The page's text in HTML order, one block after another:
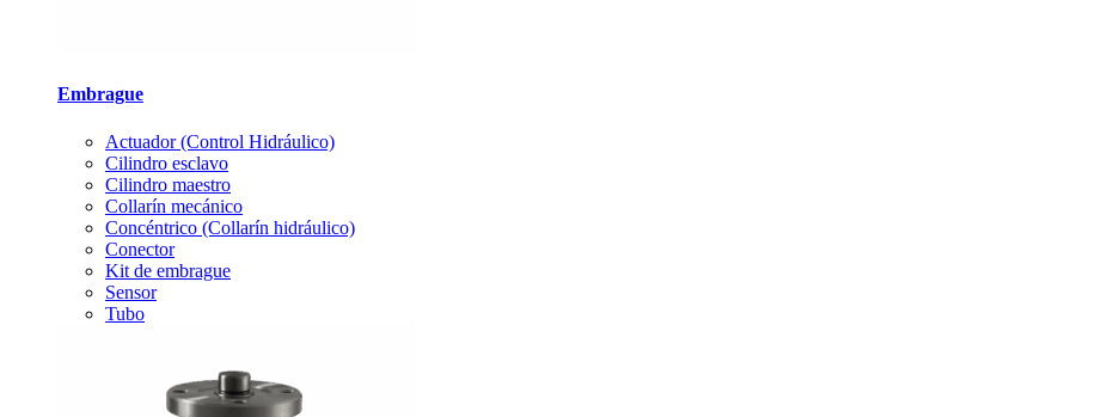
Embrague
Actuador (Control Hidráulico)
Cilindro esclavo
Cilindro maestro
Collarín mecánico
Concéntrico (Collarín hidráulico)
Conector
Kit de embrague
Sensor
Tubo